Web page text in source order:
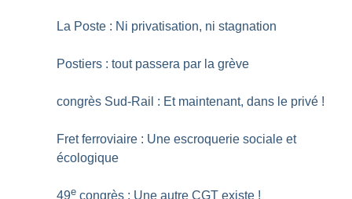
La Poste : Ni privatisation, ni stagnation
Postiers : tout passera par la grève
congrès Sud-Rail : Et maintenant, dans le privé !
Fret ferroviaire : Une escroquerie sociale et
écologique
49e congrès : Une autre CGT existe !